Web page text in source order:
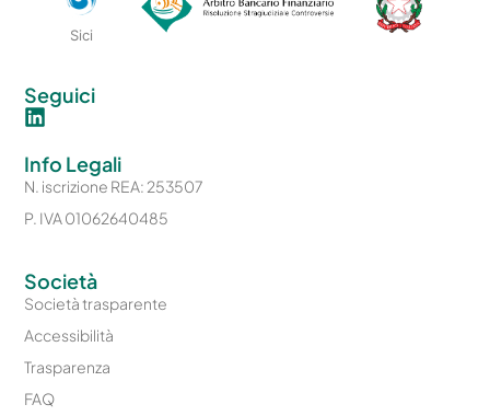
Sici
Società
Società trasparente
Accessibilità
Trasparenza
FAQ
Seguici
Info Legali
N. iscrizione REA: 253507
P. IVA 01062640485